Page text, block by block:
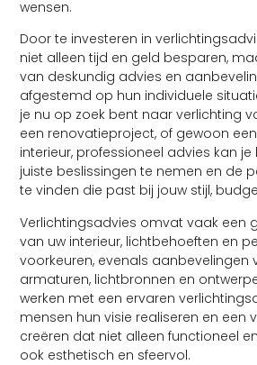
wensen.
Door te investeren in
niet alleen tijd en geld besparen,
van deskundig advies en
afgestemd op hun individuele
je nu op zoek bent naar verlichting
een renovatieproject, of gewoon
interieur, professioneel advies kan
juiste beslissingen te nemen en de
te vinden die past bij jouw stijl,
Verlichtingsadvies omvat vaak een
van uw interieur, lichtbehoeften en
voorkeuren, evenals aanbevelingen
armaturen, lichtbronnen en
werken met een ervaren
mensen hun visie realiseren en een
creëren dat niet alleen functioneel
ook esthetisch en sfeervol.